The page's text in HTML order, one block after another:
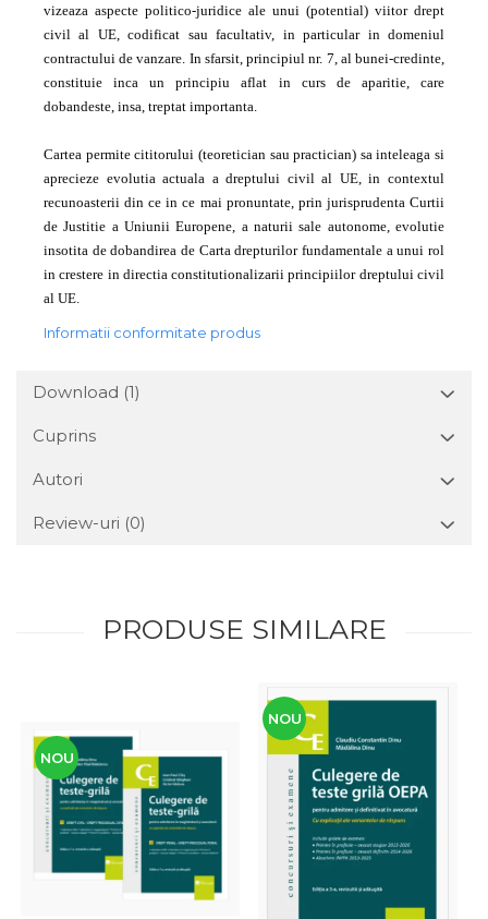
vizeaza aspecte politico-juridice ale unui (potential) viitor drept
civil al UE, codificat sau facultativ, in particular in domeniul
contractului de vanzare. In sfarsit, principiul nr. 7, al bunei-credinte,
constituie inca un principiu aflat in curs de aparitie, care
dobandeste, insa, treptat importanta.
Cartea permite cititorului (teoretician sau practician) sa inteleaga si
aprecieze evolutia actuala a dreptului civil al UE, in contextul
recunoasterii din ce in ce mai pronuntate, prin jurisprudenta Curtii
de Justitie a Uniunii Europene, a naturii sale autonome, evolutie
insotita de dobandirea de Carta drepturilor fundamentale a unui rol
in crestere in directia constitutionalizarii principiilor dreptului civil
al UE.
Informatii conformitate produs
Download (1)
Cuprins
Autori
Review-uri (0)
PRODUSE SIMILARE
NOU
NOU